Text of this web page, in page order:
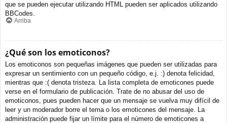
que se pueden ejecutar utilizando HTML pueden ser aplicados utilizando
BBCodes.
Arriba
¿Qué son los emoticonos?
Los emoticonos son pequeñas imágenes que pueden ser utilizadas para
expresar un sentimiento con un pequeño código, e.j. :) denota felicidad,
mientras que :( denota tristeza. La lista completa de emoticones puede
verse en el formulario de publicación. Trate de no abusar del uso de
emoticonos, pues pueden hacer que un mensaje se vuelva muy difícil de
leer y un moderador borre el tema o los emoticones del mensaje. La
administración puede fijar un límite para el número de emoticones a